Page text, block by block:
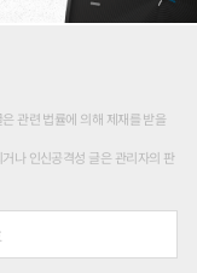
관련 법률에 의해 제재를 받을
나 인신공격성 글은 관리자의 판